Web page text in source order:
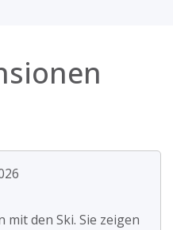
den Ski. Sie zeigen